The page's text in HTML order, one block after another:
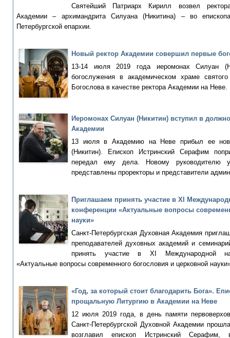
Святейший Патриарх Кирилл возвел
Академии – архимандрита Силуана (Никитина) – во
Петербургской епархии.
Новый ректор Академии совершил первые
13-14 июля 2019 года иеромонах Силуан
богослужения в академическом храме
Богослова в качестве ректора Академии на Неве.
Иеромонах Силуан (Никитин) вступил в
Академии
13 июля в Академию на Неве прибыл ее
(Никитин). Епископ Истринский Серафим
передал ему дела. Новому руководителю
представлены проректоры и представители
Приглашаем принять участие в ХI
конференции «Актуальные вопросы
науки»
Санкт-Петербургская Духовная Академия
преподавателей духовных академий и
принять участие в ХI Международной
«Актуальные вопросы современного богословия и церковной
«Год, за который стоит благодарить Бога».
прощальную Литургию в Академии на Неве
12 июля 2019 года, в день памяти
Санкт-Петербургской Духовной Академии
возглавил епископ Истринский Серафим,